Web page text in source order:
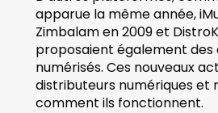
apparue la même année,
Zimbalam en 2009 et
proposaient également
numérisés. Ces nouveaux
distributeurs numériques et
comment ils fonctionnent.